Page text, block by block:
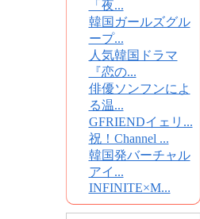
「夜...
韓国ガールズグル
ープ...
人気韓国ドラマ
『恋の...
俳優ソンフンによ
る温...
GFRIENDイェリ...
祝！Channel ...
韓国発バーチャル
アイ...
INFINITE×M...